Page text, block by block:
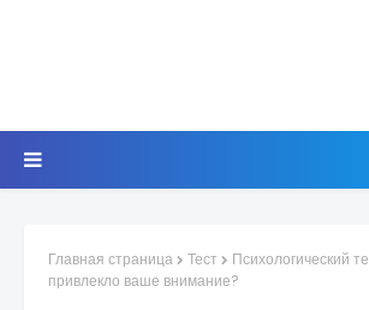
Главная страница Тест
Психологический
привлекло ваше внимание?